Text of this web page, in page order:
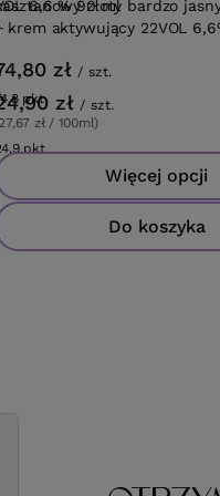
VOL 6,6 % 90 ml
24,90 zł /
szt.
(27,67 zł / 100ml)
24.9pktpunktów
Do koszyka
kasztanowy złoty bardzo
ml + krem aktywujący 22VOL
74,80 zł /
szt.
74.8pkt punktów
Więcej opcji